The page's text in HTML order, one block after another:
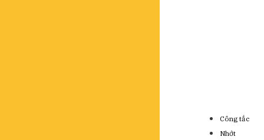
Công tắc
Nhớt